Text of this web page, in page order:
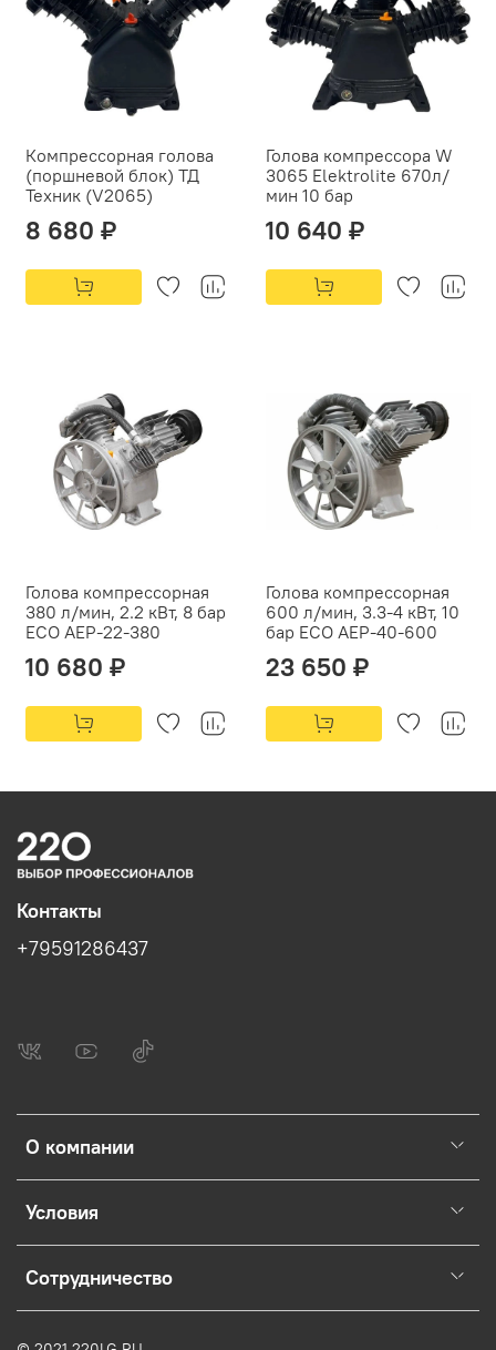
Компрессорная голова
(поршневой блок) ТД
Техник (V2065)
8 680 ₽
Голова компрессора W
3065 Elektrolite 670л/
мин 10 бар
10 640 ₽
Голова компрессорная
380 л/мин, 2.2 кВт, 8 бар
ECO AEP-22-380
10 680 ₽
Голова компрессорная
600 л/мин, 3.3-4 кВт, 10
бар ECO AEP-40-600
23 650 ₽
О компании
Условия
Сотрудничество
Контакты
+79591286437